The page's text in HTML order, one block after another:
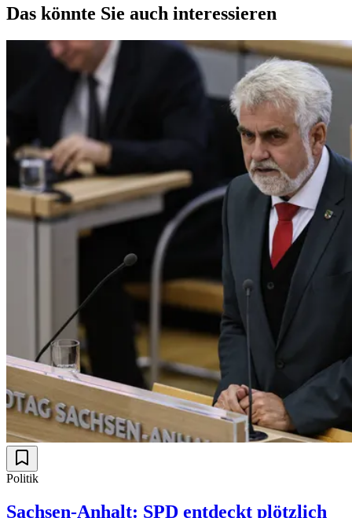
Das könnte Sie auch interessieren
Politik
Sachsen-Anhalt: SPD entdeckt plötzlich